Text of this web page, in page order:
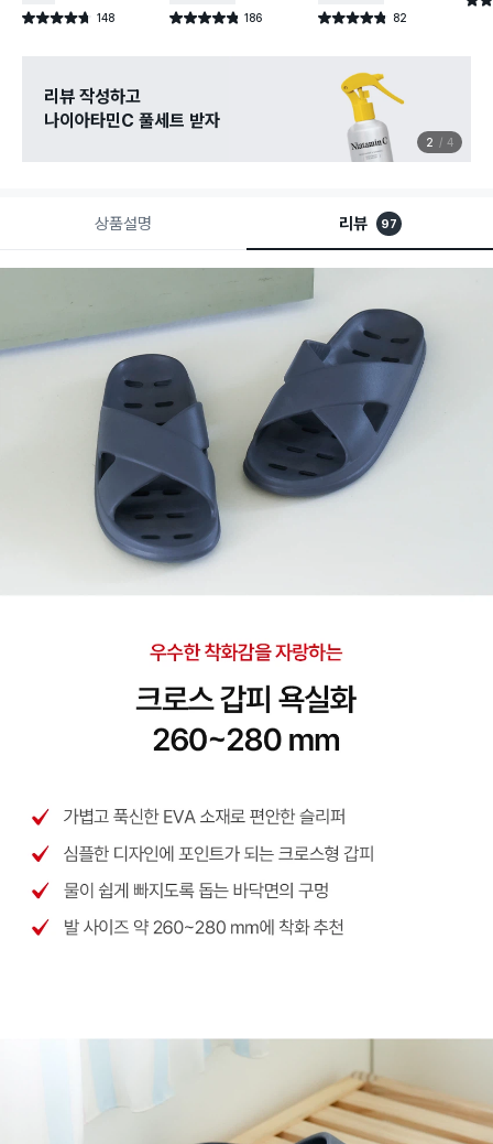
별점 4.7점 148
건 작성 별점 4.8점 186
건 작성 별점 4.8점 82
건 작성
리뷰 작성하고
나이아타민C 풀세트 받자
2 4
상품설명 리뷰 97